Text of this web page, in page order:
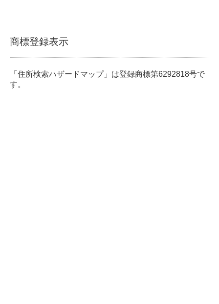
商標登録表示
「住所検索ハザードマップ」は登録商標第6292818号で
す。